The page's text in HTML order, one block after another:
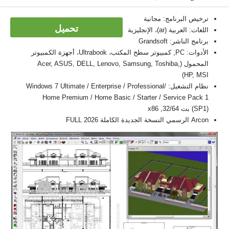
تحميل
ترخيص البرنامج: مجانية
اللغات: العربية (ar)، الإنجليزية
برنامج الناشر: Grandsoft
الأدوات: PC, كمبيوتر سطح المكتب، Ultrabook، أجهزة الكمبيوتر
المحمول (Acer, ASUS, DELL, Lenovo, Samsung, Toshiba,
HP, MSI)
نظام التشغيل: Windows 7 Ultimate / Enterprise / Professional/
Home Premium / Home Basic / Starter / Service Pack 1
(SP1) بت 32/64, x86
Arcon الرسمي النسخة الجديدة الكاملة FULL 2026